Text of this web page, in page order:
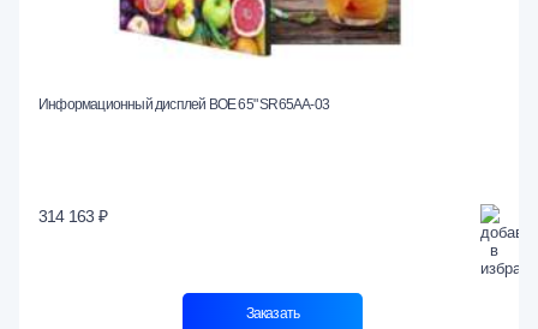
Информационный дисплей BOE 65" SR65AA-03
314 163 ₽
Заказать